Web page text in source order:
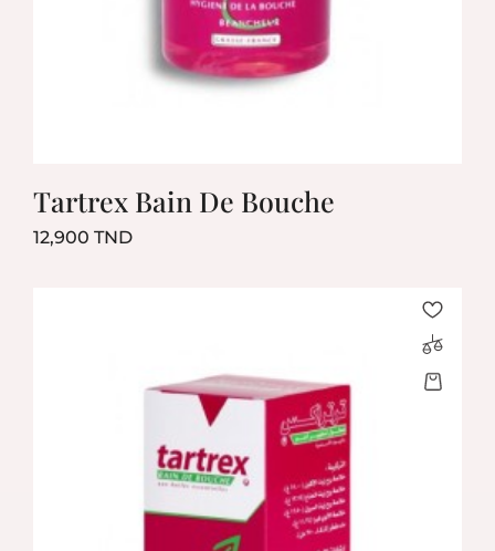
Tartrex Bain De Bouche
12,900 TNDPrix